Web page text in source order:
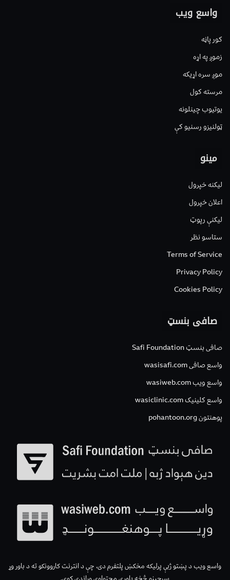
واسع ویب
کور پاڼه
زموږ په اړه
موږ سره اړیکه
مرسته کول
یوتیوب چینلونه
ټولنیزو رسنیو کې
مینو
لیکنه خپرول
اعلان خپرول
لیکنې رپوټ
ستاسو نظر
Terms of Service
Privacy Policy
Cookies Policy
صافی بنسټ
صافی بنسټ Safi Foundation
واسع صافی wasisafi.com
واسع ویب wasiweb.com
واسع کلینیک wasiclinic.com
پوهنتون pohantoon.org
واسع ویب د پښتو ژبې پرلیکه مخکښ پلتفرم دی، چې د انترنت کاروونکو ته د باور وړ